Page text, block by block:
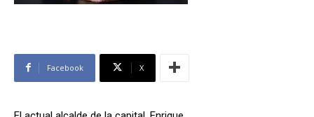
Facebook X